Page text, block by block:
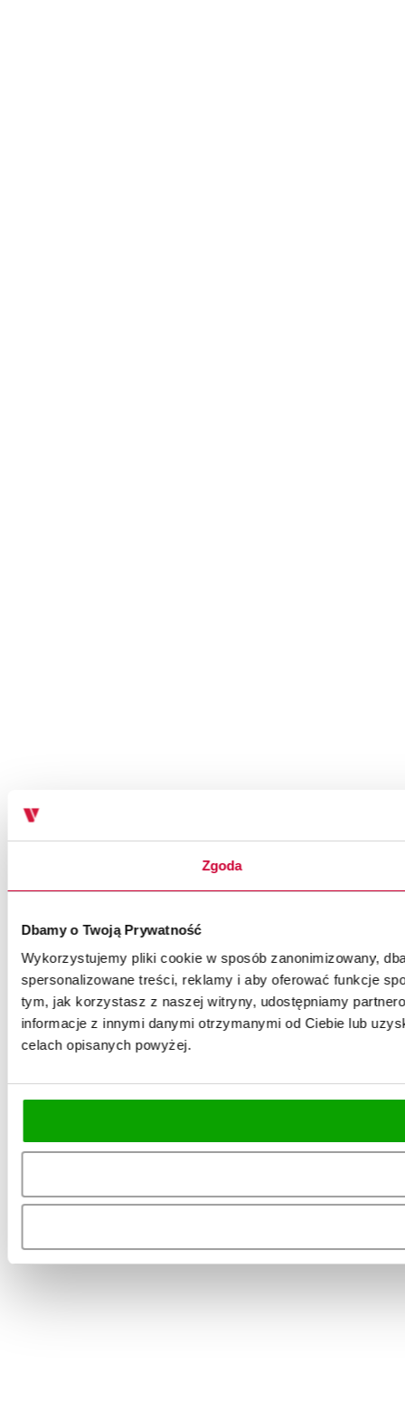
Zgoda
Dbamy o Twoją Prywatność
Wykorzystujemy pliki cookie w sposób zanonimizowany,
spersonalizowane treści, reklamy i aby oferować funkcje
tym, jak korzystasz z naszej witryny, udostępniamy
informacje z innymi danymi otrzymanymi od Ciebie lub
celach opisanych powyżej.